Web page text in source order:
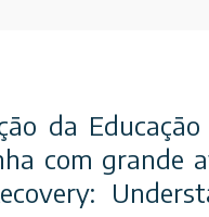
da
com grande